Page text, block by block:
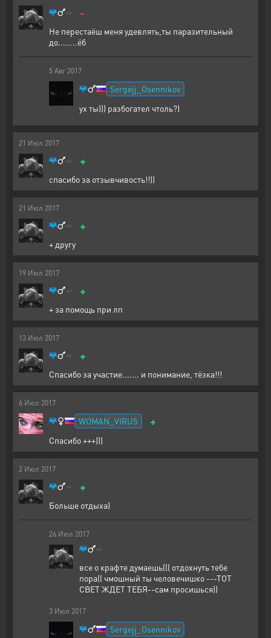
-
Не перестаёш меня удевлять,ты паразительный
до........ёб
5 Авг 2017
Sergejj_Osennikov
ух ты))) разбогател чтоль?)
21 Июл 2017
+
спасибо за отзывчивость!!))
21 Июл 2017
+
+ другу
19 Июл 2017
+
+ за помощь при лп
13 Июл 2017
+
Спасибо за участие....... и понимание, тёзка!!!
6 Июл 2017
WOMAN_VIRUS +
Спасибо +++)))
2 Июл 2017
+
Больше отдыха)
26 Июл 2017
все о крафте думаешь((( отдохнуть тебе
пора(( чмошный ты человечишко ---ТОТ
СВЕТ ЖДЕТ ТЕБЯ--сам просишься))
3 Июл 2017
Sergejj_Osennikov